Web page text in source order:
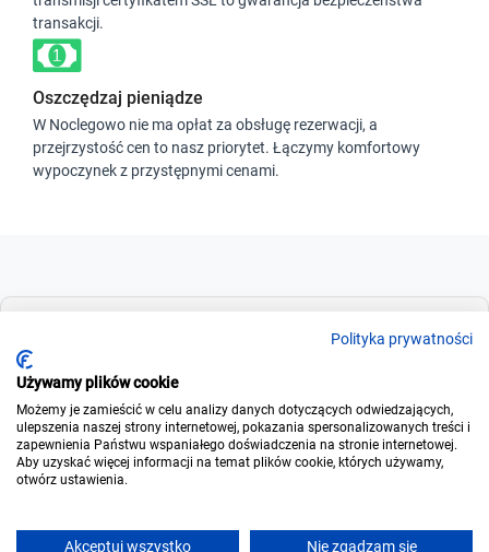
transakcji.
Oszczędzaj pieniądze
W Noclegowo nie ma opłat za obsługę rezerwacji, a
przejrzystość cen to nasz priorytet. Łączymy komfortowy
wypoczynek z przystępnymi cenami.
Dla wynajmujących
Polityka prywatności
Używamy plików cookie
Możemy je zamieścić w celu analizy danych dotyczących odwiedzających,
ulepszenia naszej strony internetowej, pokazania spersonalizowanych treści i
zapewnienia Państwu wspaniałego doświadczenia na stronie internetowej.
Aby uzyskać więcej informacji na temat plików cookie, których używamy,
otwórz ustawienia.
Akceptuj wszystko Nie zgadzam się